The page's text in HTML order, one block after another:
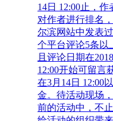
14日 12:00止，
对作者进行排名
尔滨网站中发表
个平台评论5条以
且评论日期在
12:00开始可留言
在3月14日 12:00
金。待活动现场
前的活动中，不